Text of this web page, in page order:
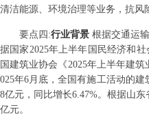
清洁能源、环境治理等业务，抗风
要点 四 :行业背景 根据交通运
据国家2025年上半年国民经济和
国建筑业协会《2025年上半年建
025年6月底，全国有施工活动的建
8亿元，同比增长6.47%。根据山
亿元。